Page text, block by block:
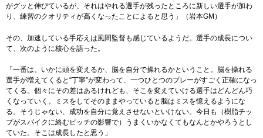
がグッと伸びているが、それはやれる選手が残ったところに新しい選手が加わ
り、練習のクオリティが高くなったことによると思う」（岩本GM）
その、加速している手応えは風間監督も感じているようだ。選手の成長につい
て、次のように核心を語った。
「一番は、いかに頭を変えるか、脳を自分で操れるかということ。脳を操れる
選手が増えてくると“丁寧”が変わって、一つひとつのプレーがすごく正確になっ
てくる。個々にその差はあるけれども、そこを変えていける選手はどんどん巧
くなっていく。ミスをしてそのままやっていると脳はミスを憶えるようにな
る。そうじゃない、成功を自分に覚えさせないといけない。今日も（樹脂チッ
プがスパイクに絡むピッチの影響で）うまくいかなくてもなんとかやろうとし
ていた。そこは成長したと思う」